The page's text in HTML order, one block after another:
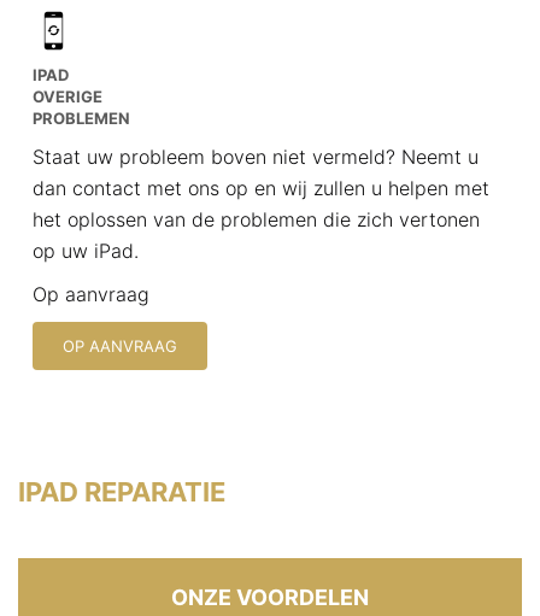
IPAD
OVERIGE
PROBLEMEN
Staat uw probleem boven niet vermeld? Neemt u
dan contact met ons op en wij zullen u helpen met
het oplossen van de problemen die zich vertonen
op uw iPad.
Op aanvraag
OP AANVRAAG
IPAD REPARATIE
ONZE VOORDELEN